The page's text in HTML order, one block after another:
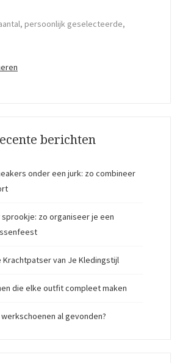
persoonlijk geselecteerde,
berichten
onder een jurk: zo combineer
sprookje: zo organiseer je een
Krachtpatser van Je Kledingstijl
die elke outfit compleet maken
al gevonden?